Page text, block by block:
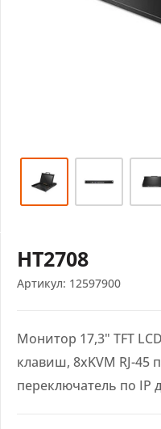
HT2708
Артикул: 12597900
Монитор 17,3" TFT
клавиш, 8xKVM RJ-45
переключатель по IP